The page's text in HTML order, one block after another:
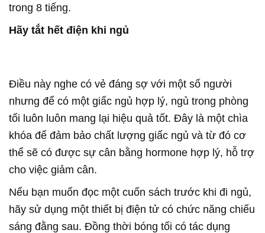
trong 8 tiếng.
Hãy tắt hết điện khi ngủ
Điều này nghe có vẻ đáng sợ với một số người
nhưng để có một giấc ngủ hợp lý, ngủ trong phòng
tối luôn luôn mang lại hiệu quả tốt. Đây là một chìa
khóa để đảm bảo chất lượng giấc ngủ và từ đó cơ
thể sẽ có được sự cân bằng hormone hợp lý, hỗ trợ
cho việc giảm cân.
Nếu bạn muốn đọc một cuốn sách trước khi đi ngủ,
hãy sử dụng một thiết bị điện tử có chức năng chiếu
sáng đằng sau. Đồng thời bóng tối có tác dụng